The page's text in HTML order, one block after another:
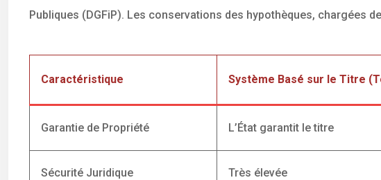
Publiques (DGFiP). Les conservations des hypothèques, chargées
Caractéristique Système Basé sur le Titre
Garantie de Propriété L’État garantit le titre
Sécurité Juridique Très élevée